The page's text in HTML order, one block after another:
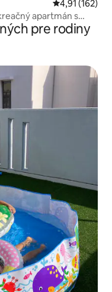
Priemerné
4,91 (162)
apartmán s
najvyššom poschodí,
pre rodiny